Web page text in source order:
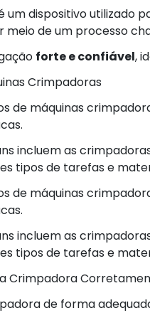
um dispositivo utilizado
meio de um processo
forte e confiável,
Crimpadoras
de máquinas
incluem as
tipos de tarefas e
de máquinas
incluem as
tipos de tarefas e
Crimpadora
de forma